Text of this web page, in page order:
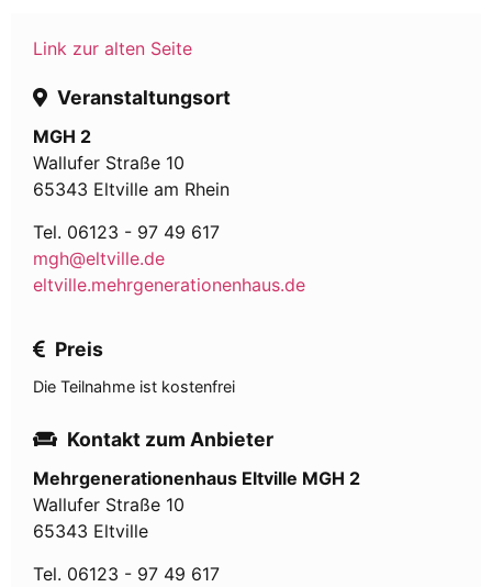
Link zur alten Seite
Veranstaltungsort
MGH 2
Wallufer Straße 10
65343 Eltville am Rhein
Tel. 06123 - 97 49 617
mgh@eltville.de
eltville.mehrgenerationenhaus.de
Preis
Die Teilnahme ist kostenfrei
Kontakt zum Anbieter
Mehrgenerationenhaus Eltville MGH 2
Wallufer Straße 10
65343 Eltville
Tel. 06123 - 97 49 617